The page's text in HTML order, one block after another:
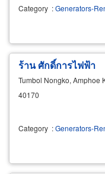
Category :Generators-
ร้าน ศักดิ์การไฟฟ้า
Tumbol Nongko, Amphoe
40170
Category :Generators-